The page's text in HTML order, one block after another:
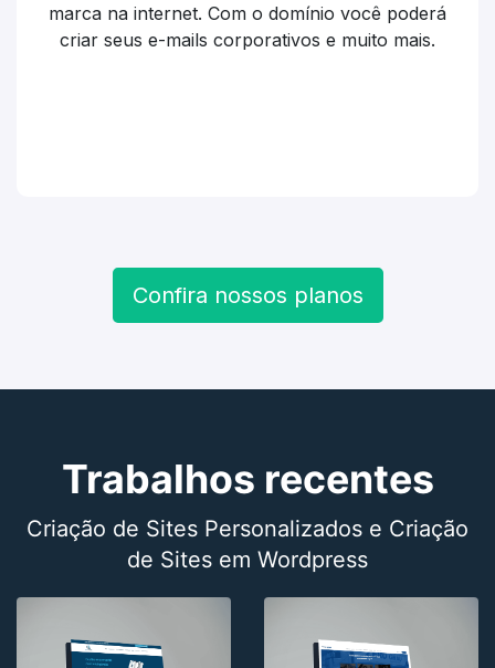
marca na internet. Com o domínio você poderá
criar seus e-mails corporativos e muito mais.
Confira nossos planos
Trabalhos recentes
Criação de Sites Personalizados e Criação
de Sites em Wordpress